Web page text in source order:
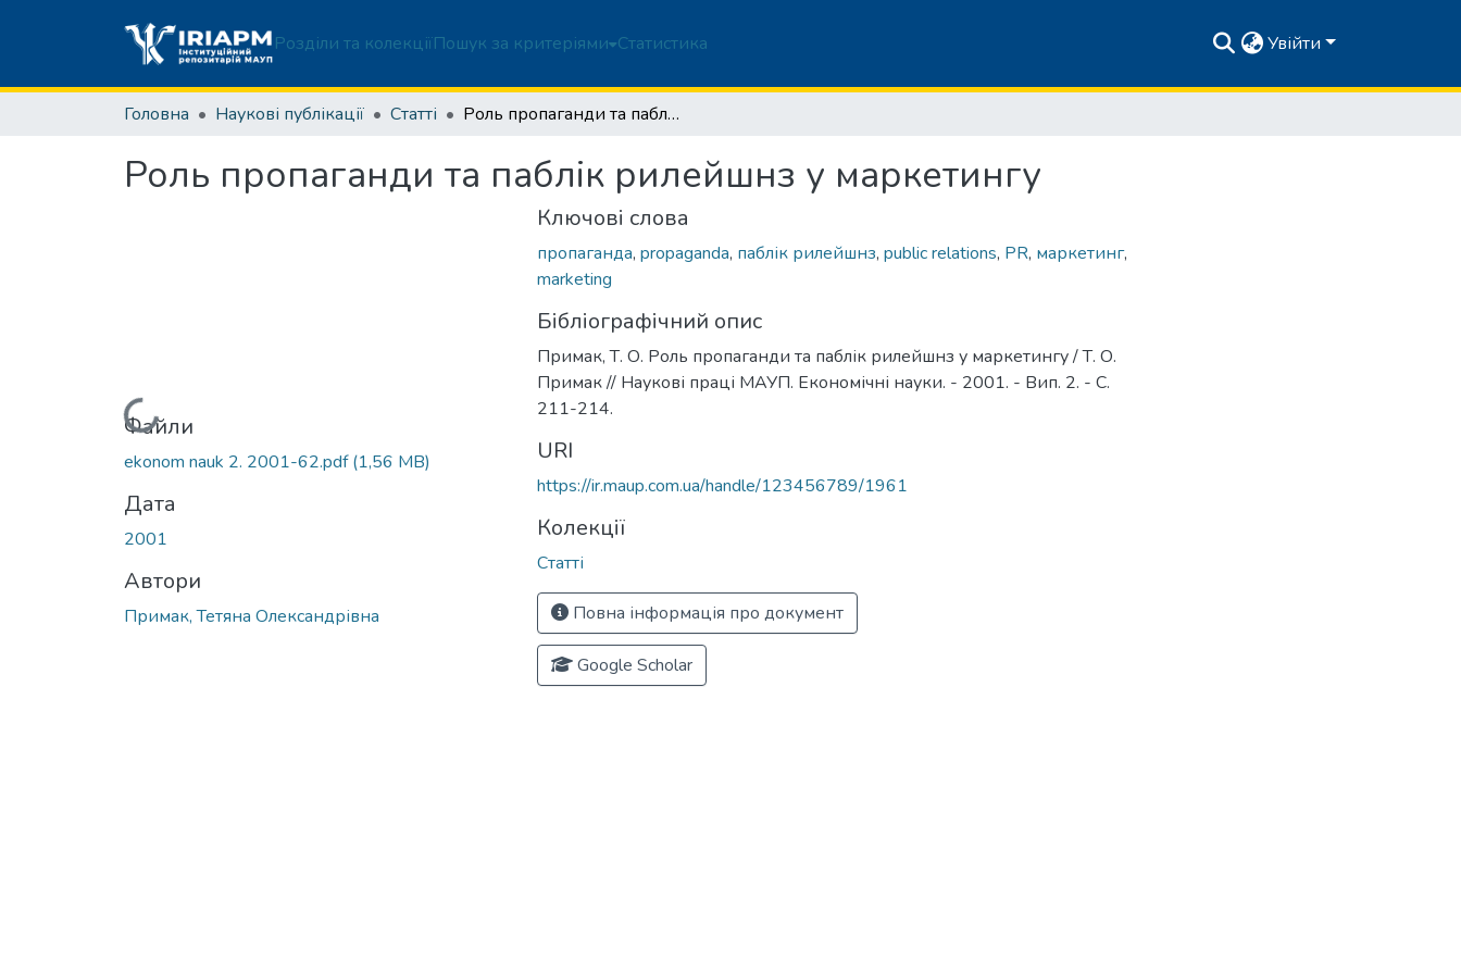
Розділи та колекціїПошук за критеріями Статистика Увійти
Головна Наукові публікації Статті Роль пропаганди та паблік рилейшнз у маркетингу
Роль пропаганди та паблік рилейшнз у маркетингу
Вантажиться...
Файли
ekonom nauk 2. 2001-62.pdf(1,56 MB)
Дата
2001
Автори
Примак, Тетяна Олександрівна
Ключові слова
пропаганда, propaganda, паблік рилейшнз, public relations, PR, маркетинг,
marketing
Бібліографічний опис
Примак, Т. О. Роль пропаганди та паблік рилейшнз у маркетингу / Т. О.
Примак // Наукові праці МАУП. Економічні науки. - 2001. - Вип. 2. - С.
211-214.
URI
https://ir.maup.com.ua/handle/123456789/1961
Колекції
Статті
Повна інформація про документ
Google Scholar